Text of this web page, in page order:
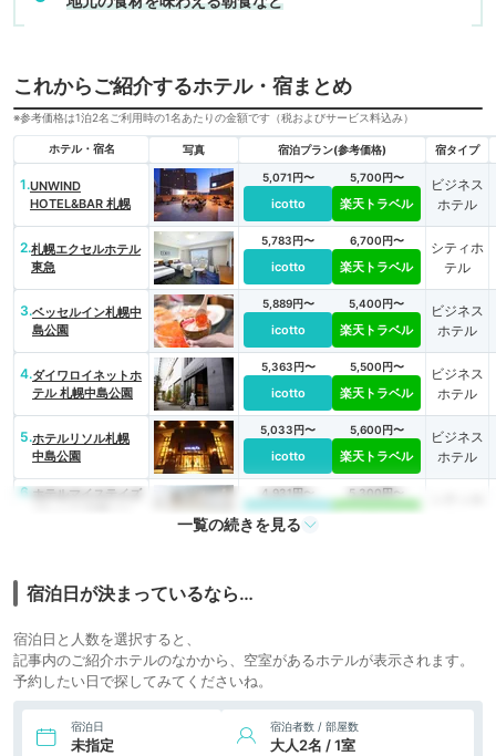
これからご紹介するホテル・宿まとめ
※参考価格は1泊2名ご利用時の1名あたりの金額です（税およびサービス料込み）
ホテル・宿名 写真 宿泊プラン(参考価格) 宿タイプ
1.UNWIND
HOTEL&BAR 札幌
5,071円〜
icotto
5,700円〜
楽天トラベル
ビジネス
ホテル
2.札幌エクセルホテル
東急
5,783円〜
icotto
6,700円〜
楽天トラベル
シティホ
テル
3.ベッセルイン札幌中
島公園
5,889円〜
icotto
5,400円〜
楽天トラベル
ビジネス
ホテル
4.ダイワロイネットホ
テル 札幌中島公園
5,363円〜
icotto
5,500円〜
楽天トラベル
ビジネス
ホテル
5.ホテルリソル札幌
中島公園
5,033円〜
icotto
5,600円〜
楽天トラベル
ビジネス
ホテル
6. ホテルマイステイズ
4,931円〜
icotto
5,300円〜
一覧の続きを見る
宿泊日が決まっているなら…
宿泊日と人数を選択すると、
記事内のご紹介ホテルのなかから、空室があるホテルが表示されます。
予約したい日で探してみてくださいね。
宿泊日
未指定
宿泊者数 / 部屋数
大人2名 / 1室